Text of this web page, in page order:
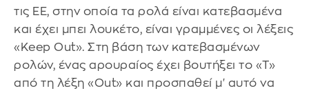
τις ΕΕ, στην οποία τα ρολά είναι κατεβασμένα
και έχει μπει λουκέτο, είναι γραμμένες οι λέξεις
«Keep Out». Στη βάση των κατεβασμένων
ρολών, ένας αρουραίος έχει βουτήξει το «T»
από τη λέξη «Out» και προσπαθεί μ' αυτό να